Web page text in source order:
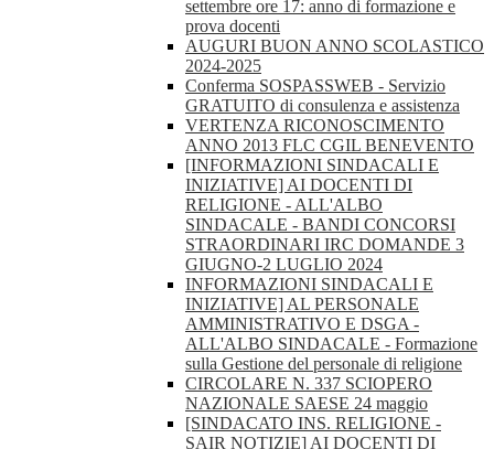
settembre ore 17: anno di formazione e
prova docenti
AUGURI BUON ANNO SCOLASTICO
2024-2025
Conferma SOSPASSWEB - Servizio
GRATUITO di consulenza e assistenza
VERTENZA RICONOSCIMENTO
ANNO 2013 FLC CGIL BENEVENTO
[INFORMAZIONI SINDACALI E
INIZIATIVE] AI DOCENTI DI
RELIGIONE - ALL'ALBO
SINDACALE - BANDI CONCORSI
STRAORDINARI IRC DOMANDE 3
GIUGNO-2 LUGLIO 2024
INFORMAZIONI SINDACALI E
INIZIATIVE] AL PERSONALE
AMMINISTRATIVO E DSGA -
ALL'ALBO SINDACALE - Formazione
sulla Gestione del personale di religione
CIRCOLARE N. 337 SCIOPERO
NAZIONALE SAESE 24 maggio
[SINDACATO INS. RELIGIONE -
SAIR NOTIZIE] AI DOCENTI DI